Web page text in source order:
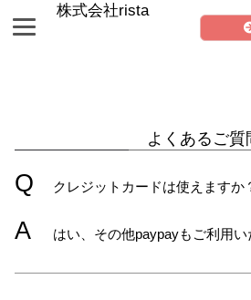
株式会社rista
よくあるご質
Q クレジットカードは使えますか
A はい、その他paypayもご利用い